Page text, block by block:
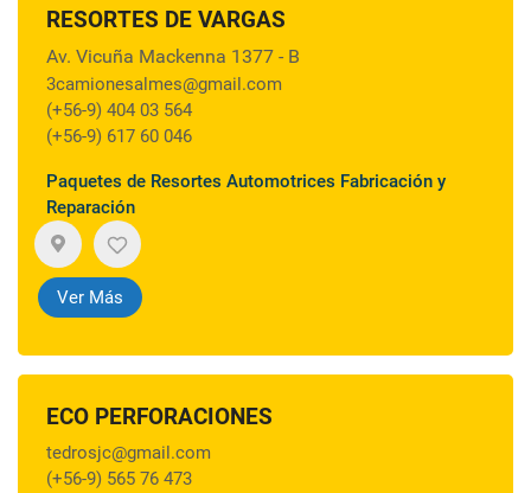
RESORTES DE VARGAS
Av. Vicuña Mackenna 1377 - B
3camionesalmes@gmail.com
(+56-9) 404 03 564
(+56-9) 617 60 046
Paquetes de Resortes Automotrices Fabricación y
Reparación
Ver Más
ECO PERFORACIONES
tedrosjc@gmail.com
(+56-9) 565 76 473